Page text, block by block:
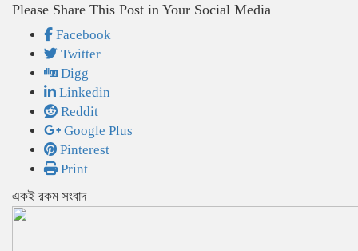
Please Share This Post in Your Social Media
Facebook
Twitter
Digg
Linkedin
Reddit
Google Plus
Pinterest
Print
একই রকম সংবাদ